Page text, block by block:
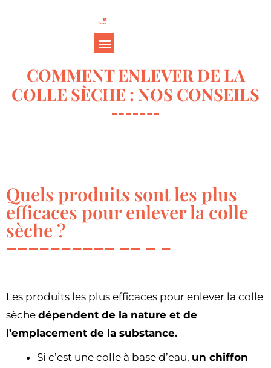
COMMENT ENLEVER DE LA
COLLE SÈCHE : NOS CONSEILS
Quels produits sont les plus
efficaces pour enlever la colle
sèche ?
Les produits les plus efficaces pour enlever la colle
sèche dépendent de la nature et de
l’emplacement de la substance.
Si c’est une colle à base d’eau, un chiffon